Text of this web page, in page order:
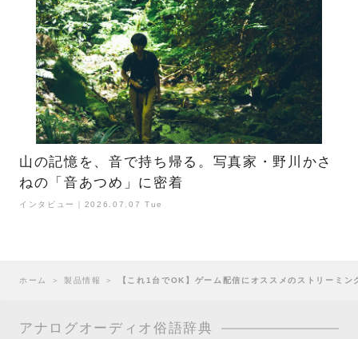
山の記憶を、音で持ち帰る。写真家・野川かさ
ねの「音あつめ」に密着
インタビュー｜2026.07.07 Tue
ホーム ＞ 製品情報 ＞ 【これ1台でOK】ゲーム配信にオススメのストリーミン
アナログオーディオ俗語辞典